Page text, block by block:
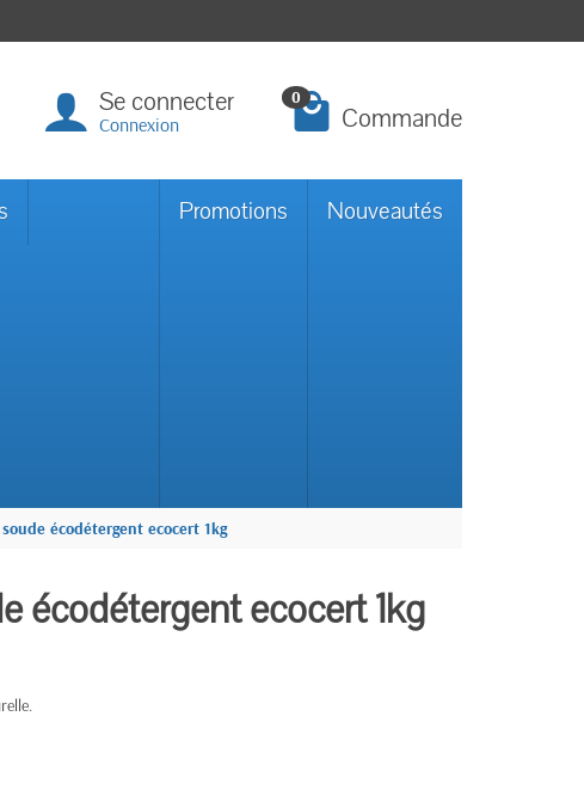
Se connecter
Connexion
0
Commande
Promotions Nouveautés
écodétergent ecocert 1kg
écodétergent ecocert 1kg